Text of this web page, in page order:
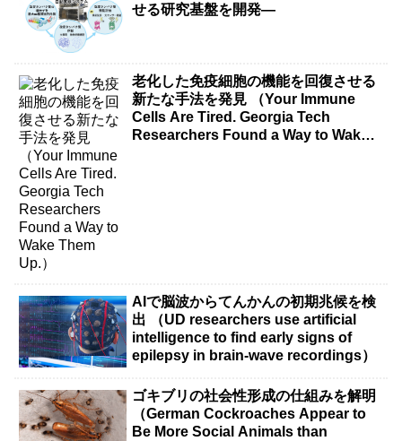
せる研究基盤を開発―
老化した免疫細胞の機能を回復させる
新たな手法を発見 （Your Immune
Cells Are Tired. Georgia Tech
Researchers Found a Way to Wake
AIで脳波からてんかんの初期兆候を検
出 （UD researchers use artificial
intelligence to find early signs of
epilepsy in brain-wave recordings）
ゴキブリの社会性形成の仕組みを解明
（German Cockroaches Appear to
Be More Social Animals than